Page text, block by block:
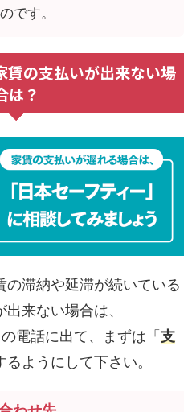
です。
賃の支払いが出来ない場
は？
の滞納や延滞が続いている
来ない場合は、
の電話に出て、まずは「 支
るようにして下さい。